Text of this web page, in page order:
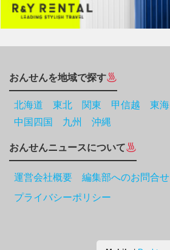
おんせんを地域で探す
北海道 東北 関東 甲信越 東海
中国四国
九州 沖縄
おんせんニュースについて
運営会社概要 編集部へのお問合せ
プライバシーポリシー